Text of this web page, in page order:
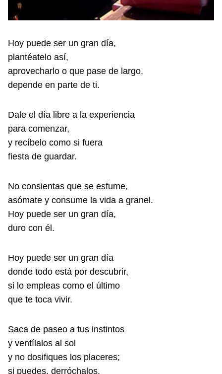
Hoy puede ser un gran día,
plantéatelo así,
aprovecharlo o que pase de largo,
depende en parte de ti.
Dale el día libre a la experiencia
para comenzar,
y recíbelo como si fuera
fiesta de guardar.
No consientas que se esfume,
asómate y consume la vida a granel.
Hoy puede ser un gran día,
duro con él.
Hoy puede ser un gran día
donde todo está por descubrir,
si lo empleas como el último
que te toca vivir.
Saca de paseo a tus instintos
y ventílalos al sol
y no dosifiques los placeres;
si puedes, derróchalos.